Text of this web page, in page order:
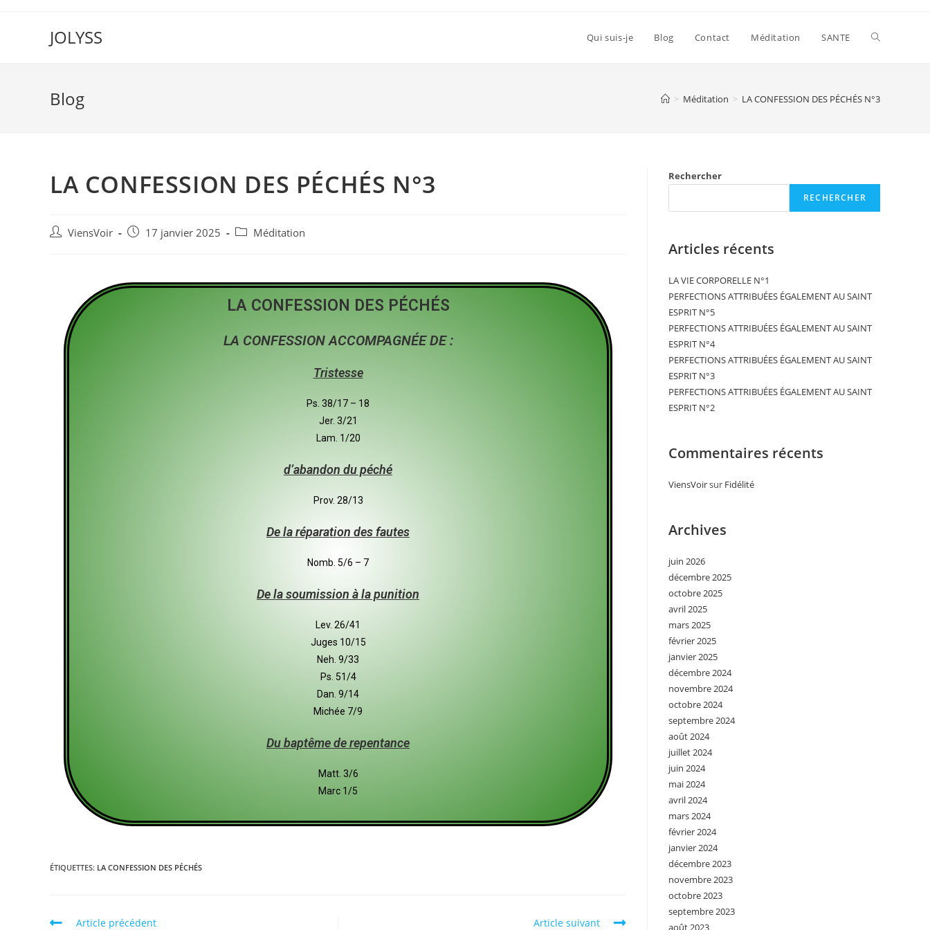
JOLYSS Qui suis-je Blog Contact Méditation SANTE
Blog > Méditation > LA CONFESSION DES PÉCHÉS N°3
LA CONFESSION DES PÉCHÉS N°3
ViensVoir 17 janvier 2025 Méditation
LA CONFESSION DES PÉCHÉS
LA CONFESSION ACCOMPAGNÉE DE :
Tristesse
Ps. 38/17 – 18
Jer. 3/21
Lam. 1/20
d’abandon du péché
Prov. 28/13
De la réparation des fautes
Nomb. 5/6 – 7
De la soumission à la punition
Lev. 26/41
Juges 10/15
Neh. 9/33
Ps. 51/4
Dan. 9/14
Michée 7/9
Du baptême de repentance
Matt. 3/6
Marc 1/5
ÉTIQUETTES: LA CONFESSION DES PÉCHÉS
Article précédent Article suivant
Rechercher
RECHERCHER
Articles récents
LA VIE CORPORELLE N°1
PERFECTIONS ATTRIBUÉES ÉGALEMENT AU SAINT
ESPRIT N°5
PERFECTIONS ATTRIBUÉES ÉGALEMENT AU SAINT
ESPRIT N°4
PERFECTIONS ATTRIBUÉES ÉGALEMENT AU SAINT
ESPRIT N°3
PERFECTIONS ATTRIBUÉES ÉGALEMENT AU SAINT
ESPRIT N°2
Commentaires récents
ViensVoirsur Fidélité
Archives
juin 2026
décembre 2025
octobre 2025
avril 2025
mars 2025
février 2025
janvier 2025
décembre 2024
novembre 2024
octobre 2024
septembre 2024
août 2024
juillet 2024
juin 2024
mai 2024
avril 2024
mars 2024
février 2024
janvier 2024
décembre 2023
novembre 2023
octobre 2023
septembre 2023
août 2023